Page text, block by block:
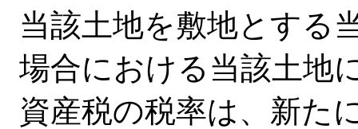
当該土地を敷地とする
場合における当該土地
資産税の税率は、新た